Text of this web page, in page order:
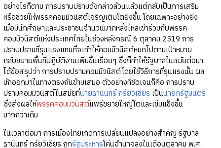
อย่างไรก็ตาม การปราบปรามดังกล่าวล้วนแล้วแต่กลับเป็นการเสริม
หรือช่วยให้พรรคคอมมิวนิสต์เจริญเติบโตยิ่งขึ้น โดยเฉพาะอย่างยิ่ง
เมื่อมีนักศึกษาและประชาชนจำนวนมากหลั่งไหลเข้าร่วมกับพรรค
คอมมิวนิสต์แห่งประเทศไทยในช่วงหลังกรณี 6 ตุลาคม 2519 การ
ปราบปรามที่รุนแรงแทนที่จะทำให้คอมมิวนิสต์หมดไปตามเป้าหมาย
กลับขยายพื้นที่ปฏิบัติงานเพิ่มขึ้นเรื่อยๆ ซึ่งก็ทำให้รัฐบาลในสมัยต่อมา
ได้ข้อสรุปว่า การปราบปรามคอมมิวนิสต์โดยใช้วิธีการที่รุนแรงนั้น ผล
มักออกมาในทางตรงกันข้ามเสมอ ตัวอย่างที่ชัดเจนก็คือ การปราบ
ปรามคอมมิวนิสต์ในสมัยที่นายธานินทร์ กรัยวิเชียร เป็นนายกรัฐมนตรี
ซึ่งส่งผลให้พรรคคอมมิวนิสต์แพร่ขยายใหญ่โตและเข้มแข็งขึ้น
มากกว่าเดิม
ในเวลาต่อมา การเมืองไทยเกิดการเปลี่ยนแปลงอย่างสำคัญ รัฐบาล
ธานินทร์ กรัยวิเชียร ถูกรัฐประหารโค่นอำนาจลงในเดือนตุลาคม พ.ศ.